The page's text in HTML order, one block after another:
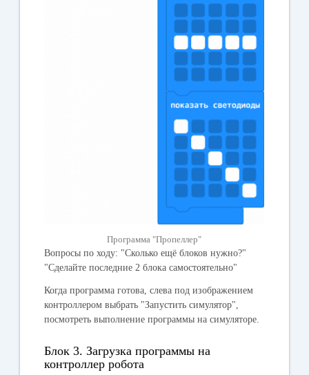
Программа "Пропеллер"
Вопросы по ходу: "Сколько ещё блоков нужно?"
"Сделайте последние 2 блока самостоятельно"
Когда программа готова, слева под изображением
контроллером выбрать "Запустить симулятор",
посмотреть выполнение программы на симуляторе.
Блок 3. Загрузка программы на
контроллер робота